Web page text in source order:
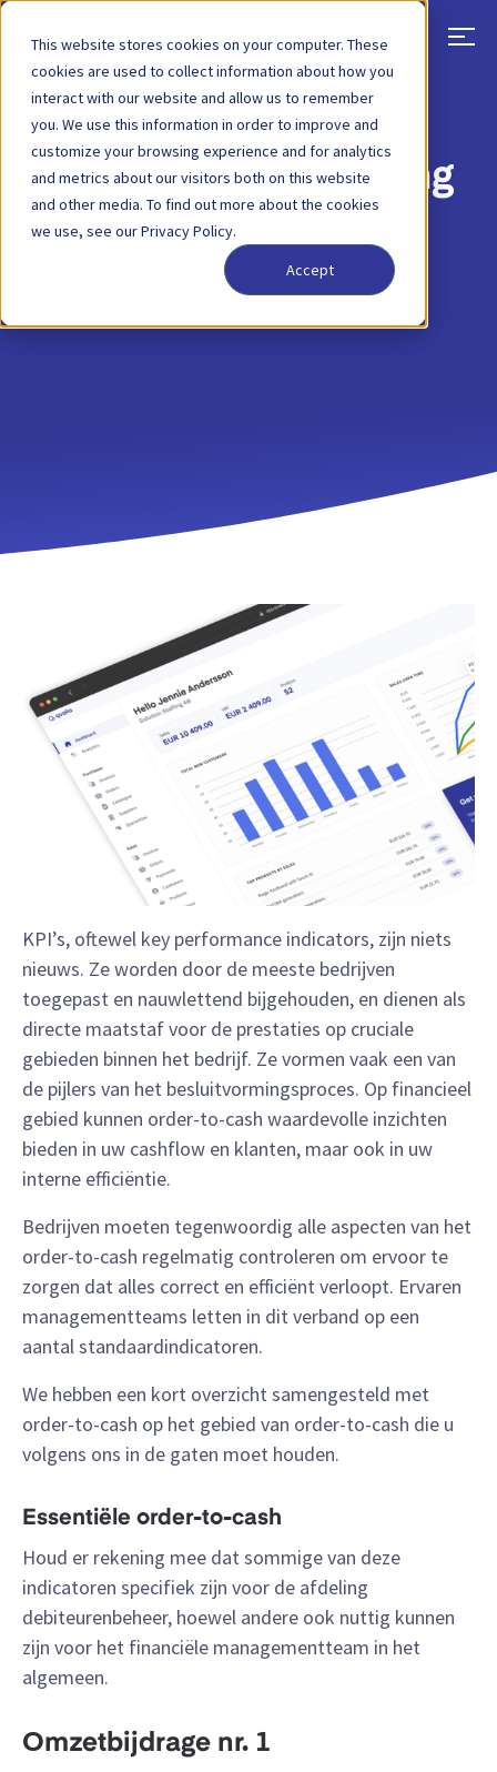
This website stores cookies on your computer. These
cookies are used to collect information about how you
interact with our website and allow us to remember
you. We use this information in order to improve and
customize your browsing experience and for analytics
and metrics about our visitors both on this website
and other media. To find out more about the cookies
we use, see our Privacy Policy.
Accept
TERUG BLOGBERICHT 11 APRIL 2023
Beknopte handleiding
voor order-to-cash
KPI’s, oftewel key performance indicators, zijn niets
nieuws. Ze worden door de meeste bedrijven
toegepast en nauwlettend bijgehouden, en dienen als
directe maatstaf voor de prestaties op cruciale
gebieden binnen het bedrijf. Ze vormen vaak een van
de pijlers van het besluitvormingsproces. Op financieel
gebied kunnen order-to-cash waardevolle inzichten
bieden in uw cashflow en klanten, maar ook in uw
interne efficiëntie.
Bedrijven moeten tegenwoordig alle aspecten van het
order-to-cash regelmatig controleren om ervoor te
zorgen dat alles correct en efficiënt verloopt. Ervaren
managementteams letten in dit verband op een
aantal standaardindicatoren.
We hebben een kort overzicht samengesteld met
order-to-cash op het gebied van order-to-cash die u
volgens ons in de gaten moet houden.
Essentiële order-to-cash
Houd er rekening mee dat sommige van deze
indicatoren specifiek zijn voor de afdeling
debiteurenbeheer, hoewel andere ook nuttig kunnen
zijn voor het financiële managementteam in het
algemeen.
Omzetbijdrage nr. 1